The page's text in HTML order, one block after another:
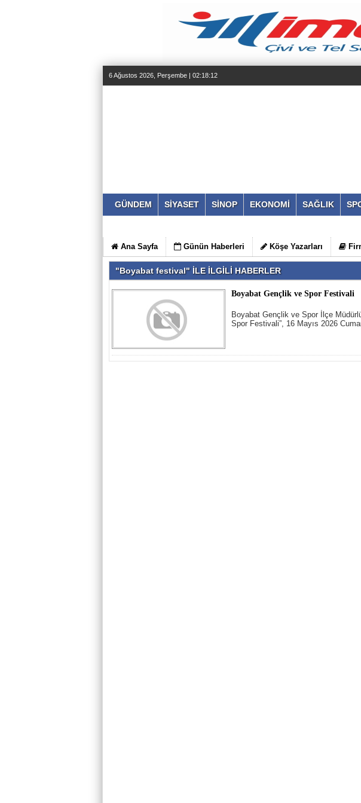
6 Ağustos 2026, Perşembe | 02:18:13
GÜNDEM SİYASET SİNOP EKONOMİ SAĞLIK
Ana Sayfa Günün Haberleri Köşe Yazarları
"Boyabat festival" İLE İLGİLİ HABERLER
Boyabat Gençlik ve Spor Festivali
Boyabat Gençlik ve Spor İlçe
Spor Festivali”, 16 Mayıs 2026